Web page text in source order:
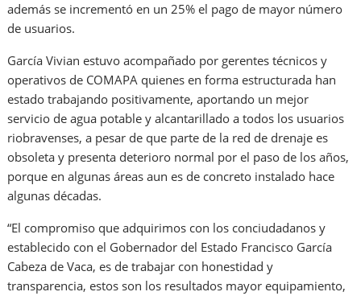
además se incrementó en un 25% el pago de mayor número
de usuarios.
García Vivian estuvo acompañado por gerentes técnicos y
operativos de COMAPA quienes en forma estructurada han
estado trabajando positivamente, aportando un mejor
servicio de agua potable y alcantarillado a todos los usuarios
riobravenses, a pesar de que parte de la red de drenaje es
obsoleta y presenta deterioro normal por el paso de los años,
porque en algunas áreas aun es de concreto instalado hace
algunas décadas.
“El compromiso que adquirimos con los conciudadanos y
establecido con el Gobernador del Estado Francisco García
Cabeza de Vaca, es de trabajar con honestidad y
transparencia, estos son los resultados mayor equipamiento,